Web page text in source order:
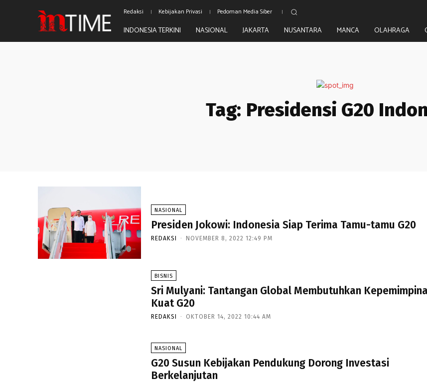
Redaksi Kebijakan Privasi Pedoman Media Siber
INDONESIA TERKINI NASIONAL JAKARTA NUSANTARA MANCA OLAHRAGA
Tag: Presidensi G20
NASIONAL
Presiden Jokowi: Indonesia Siap Terima Tamu-tamu G20
REDAKSI - NOVEMBER 8, 2022 12:49 PM
BISNIS
Sri Mulyani: Tantangan Global Membutuhkan
Kuat G20
REDAKSI - OKTOBER 14, 2022 10:44 AM
NASIONAL
G20 Susun Kebijakan Pendukung Dorong Investasi
Berkelanjutan